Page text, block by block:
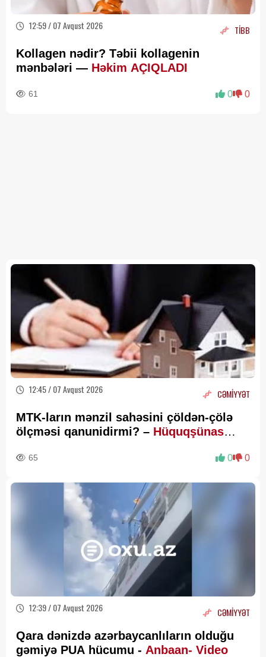
12:59 / 07 Avqust 2026 TİBB
Kollagen nədir? Təbii kollagenin
mənbələri — Həkim AÇIQLADI
61 0 0
12:45 / 07 Avqust 2026 CƏMİYYƏT
MTK-ların mənzil sahəsini çöldən-çölə
ölçməsi qanunidirmi? – Hüquqşünas
65 0 0
12:39 / 07 Avqust 2026 CƏMİYYƏT
Qara dənizdə azərbaycanlıların olduğu
gəmiyə PUA hücumu - Anbaan- Video